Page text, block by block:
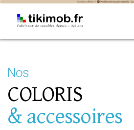
Nos
COLORIS
& accessoires